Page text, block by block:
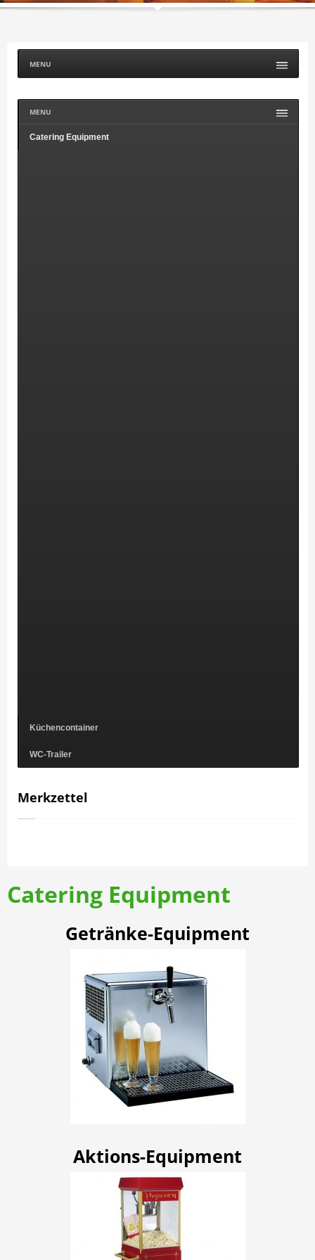
MENU
MENU
Catering Equipment
Küchencontainer
WC-Trailer
Merkzettel
Catering Equipment
Getränke-Equipment
Aktions-Equipment